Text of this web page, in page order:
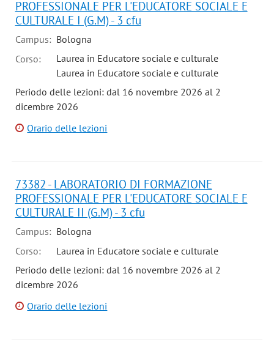
PROFESSIONALE PER L'EDUCATORE SOCIALE E
CULTURALE I (G.M) - 3 cfu
Campus: Bologna
Corso:
Laurea in Educatore sociale e culturale
Laurea in Educatore sociale e culturale
Periodo delle lezioni: dal 16 novembre 2026 al 2
dicembre 2026
Orario delle lezioni
73382 - LABORATORIO DI FORMAZIONE
PROFESSIONALE PER L'EDUCATORE SOCIALE E
CULTURALE II (G.M) - 3 cfu
Campus: Bologna
Corso:
Laurea in Educatore sociale e culturale
Periodo delle lezioni: dal 16 novembre 2026 al 2
dicembre 2026
Orario delle lezioni